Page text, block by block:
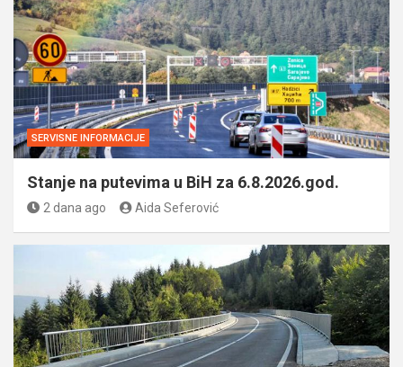
SERVISNE INFORMACIJE
Stanje na putevima u BiH za 6.8.2026.god.
2 dana ago Aida Seferović